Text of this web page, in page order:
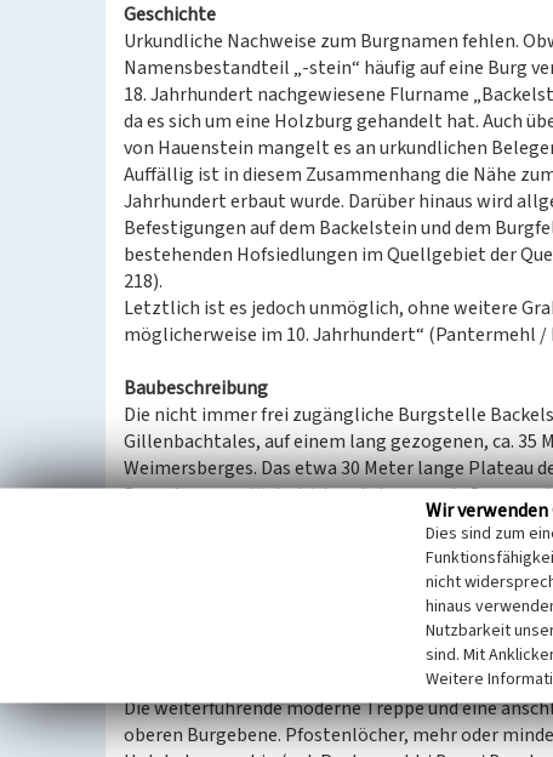
Geschichte
Urkundliche Nachweise zum Burgnamen fehlen.
Namensbestandteil „-stein“ häufig auf eine Burg
18. Jahrhundert nachgewiesene Flurname
da es sich um eine Holzburg gehandelt hat. Auch
von Hauenstein mangelt es an urkundlichen
Auffällig ist in diesem Zusammenhang die Nähe
Jahrhundert erbaut wurde. Darüber hinaus wird
Befestigungen auf dem Backelstein und dem
bestehenden Hofsiedlungen im Quellgebiet der
218).
Letztlich ist es jedoch unmöglich, ohne weitere
möglicherweise im 10. Jahrhundert“ (Pantermehl /
Baubeschreibung
Die nicht immer frei zugängliche Burgstelle
Gillenbachtales, auf einem lang gezogenen, ca. 35
Weimersberges. Das etwa 30 Meter lange Plateau
Burgebene gegliedert ist, nutzte man als
teilweise natürlicher - von Norden nach Süden
Hauptangriffsseite. Der Standort der
aktuellen im Nordosten des Backelstein
Ebene. In deren Norden gewährte eine Pfosten-
Am Westende der unteren Ebene führt aus dem
zu einer künstlich erweiterten Felsenkammer der
Außenseite Balkengräben und Pfostenlöcher auf
Die weiterführende moderne Treppe und eine
oberen Burgebene. Pfostenlöcher, mehr oder
Wir verwenden
Dies sind zum
nicht
hinaus
Nutzbarkeit
sind. Mit
Weitere